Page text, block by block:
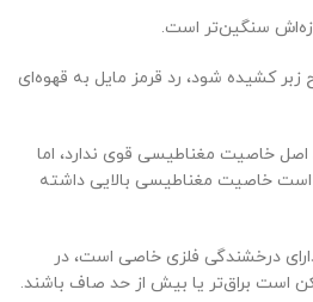
سنگین‌تر است.
کشیده شود، رد قرمز مایل به قهوه‌ای
خاصیت مغناطیسی قوی ندارد، اما
خاصیت مغناطیسی بالایی داشته
درخشندگی فلزی خاصی است، در
است براق‌تر یا بیش از حد صاف باشند.